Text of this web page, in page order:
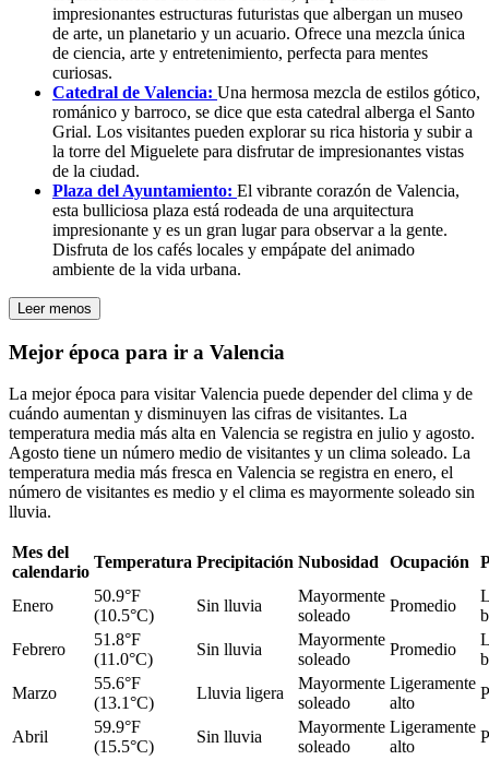
impresionantes estructuras futuristas que albergan un museo
de arte, un planetario y un acuario. Ofrece una mezcla única
de ciencia, arte y entretenimiento, perfecta para mentes
curiosas.
Catedral de Valencia: Una hermosa mezcla de estilos gótico,
románico y barroco, se dice que esta catedral alberga el Santo
Grial. Los visitantes pueden explorar su rica historia y subir a
la torre del Miguelete para disfrutar de impresionantes vistas
de la ciudad.
Plaza del Ayuntamiento: El vibrante corazón de Valencia,
esta bulliciosa plaza está rodeada de una arquitectura
impresionante y es un gran lugar para observar a la gente.
Disfruta de los cafés locales y empápate del animado
ambiente de la vida urbana.
Leer menos
Mejor época para ir a Valencia
La mejor época para visitar Valencia puede depender del clima y de
cuándo aumentan y disminuyen las cifras de visitantes. La
temperatura media más alta en Valencia se registra en julio y agosto.
Agosto tiene un número medio de visitantes y un clima soleado. La
temperatura media más fresca en Valencia se registra en enero, el
número de visitantes es medio y el clima es mayormente soleado sin
lluvia.
Mes del
calendario
Temperatura Precipitación Nubosidad Ocupación
Enero
50.9°F
(10.5°C)
Sin lluvia
Mayormente
soleado
Promedio
Febrero
51.8°F
(11.0°C)
Sin lluvia
Mayormente
soleado
Promedio
Marzo
55.6°F
(13.1°C)
Lluvia ligera
Mayormente
soleado
Ligeramente
alto
Abril
59.9°F
(15.5°C)
Sin lluvia
Mayormente
soleado
Ligeramente
alto